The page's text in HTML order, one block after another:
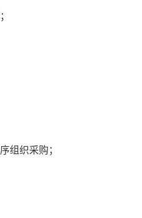
组织采购；